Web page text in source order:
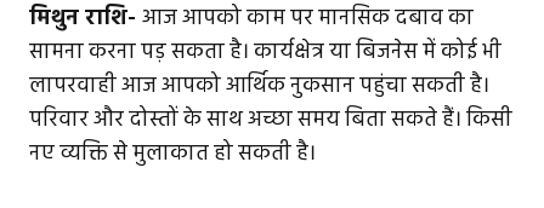
मिथुन राशि- आज आपको काम पर मानसिक दबाव का
सामना करना पड़ सकता है। कार्यक्षेत्र या बिजनेस में कोई भी
लापरवाही आज आपको आर्थिक नुकसान पहुंचा सकती है।
परिवार और दोस्तों के साथ अच्छा समय बिता सकते हैं। किसी
नए व्यक्ति से मुलाकात हो सकती है।